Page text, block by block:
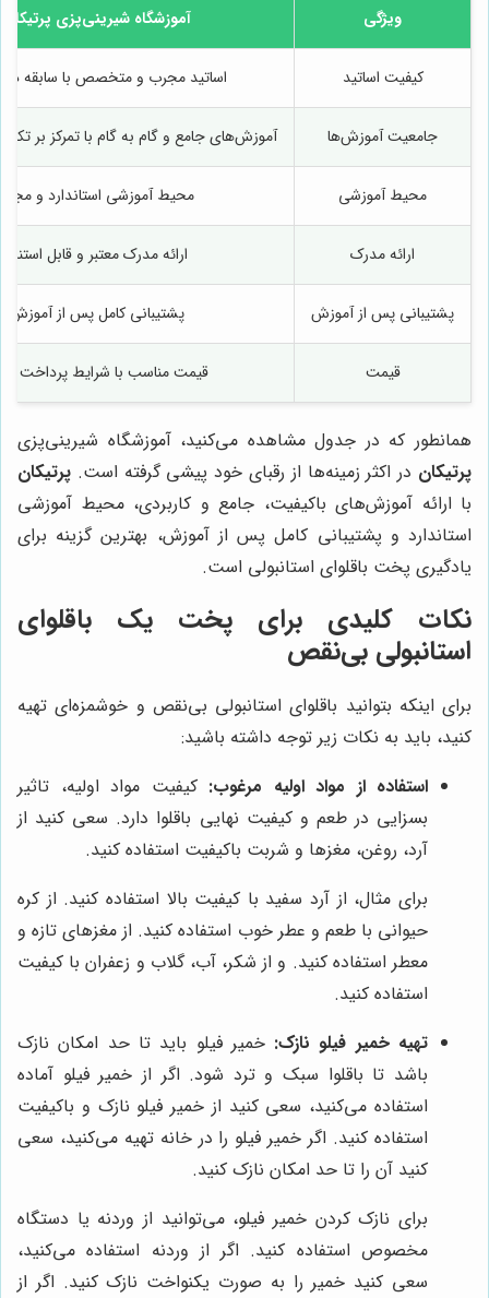
ویژگی آموزشگاه شیرینی‌پزی پرتیکان
کیفیت اساتید اساتید مجرب و متخصص با سابقه
جامعیت آموزش‌ها آموزش‌های جامع و گام به گام با تمرکز بر
محیط آموزشی محیط آموزشی استاندارد و مجهز
ارائه مدرک ارائه مدرک معتبر و قابل استناد
پشتیبانی پس از آموزش پشتیبانی کامل پس از آموزش
قیمت قیمت مناسب با شرایط پرداخت
همانطور که در جدول مشاهده می‌کنید، آموزشگاه شیرینی‌پزی
پرتیکان در اکثر زمینه‌ها از رقبای خود پیشی گرفته است. پرتیکان
با ارائه آموزش‌های باکیفیت، جامع و کاربردی، محیط آموزشی
استاندارد و پشتیبانی کامل پس از آموزش، بهترین گزینه برای
یادگیری پخت باقلوای استانبولی است.
نکات کلیدی برای پخت یک باقلوای
استانبولی بی‌نقص
برای اینکه بتوانید باقلوای استانبولی بی‌نقص و خوشمزه‌ای تهیه
کنید، باید به نکات زیر توجه داشته باشید:
استفاده از مواد اولیه مرغوب: کیفیت مواد اولیه، تاثیر
بسزایی در طعم و کیفیت نهایی باقلوا دارد. سعی کنید از
آرد، روغن، مغزها و شربت باکیفیت استفاده کنید.
برای مثال، از آرد سفید با کیفیت بالا استفاده کنید. از کره
حیوانی با طعم و عطر خوب استفاده کنید. از مغزهای تازه و
معطر استفاده کنید. و از شکر، آب، گلاب و زعفران با کیفیت
استفاده کنید.
تهیه خمیر فیلو نازک: خمیر فیلو باید تا حد امکان نازک
باشد تا باقلوا سبک و ترد شود. اگر از خمیر فیلو آماده
استفاده می‌کنید، سعی کنید از خمیر فیلو نازک و باکیفیت
استفاده کنید. اگر خمیر فیلو را در خانه تهیه می‌کنید، سعی
کنید آن را تا حد امکان نازک کنید.
برای نازک کردن خمیر فیلو، می‌توانید از وردنه یا دستگاه
مخصوص استفاده کنید. اگر از وردنه استفاده می‌کنید،
سعی کنید خمیر را به صورت یکنواخت نازک کنید. اگر از